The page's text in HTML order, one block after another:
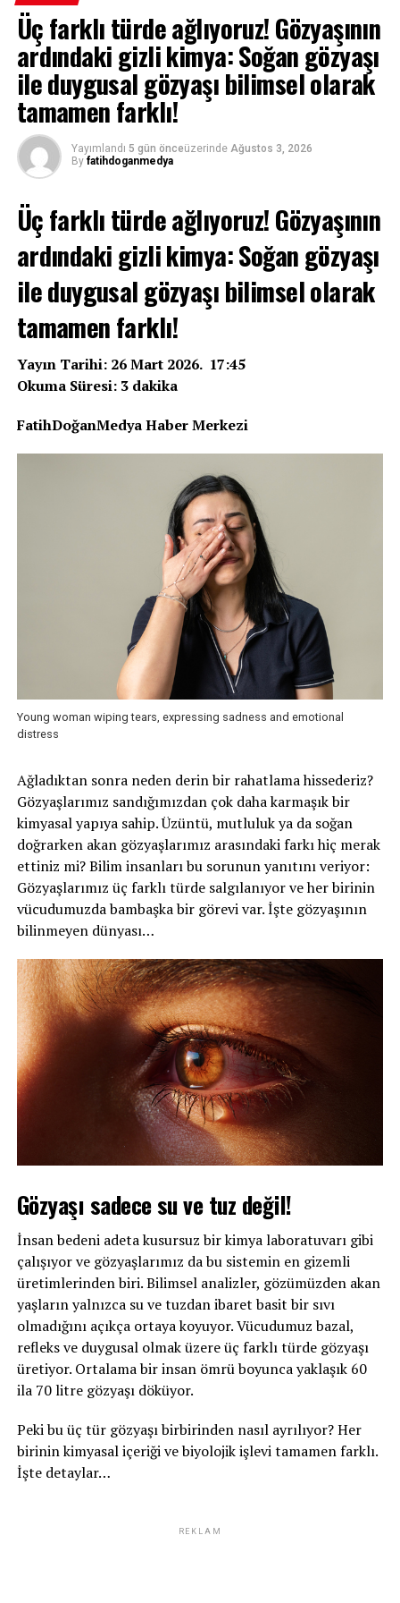
Üç farklı türde ağlıyoruz! Gözyaşının
ardındaki gizli kimya: Soğan gözyaşı
ile duygusal gözyaşı bilimsel olarak
tamamen farklı!
Yayımlandı 5 gün önceüzerinde Ağustos 3, 2026
By fatihdoganmedya
Üç farklı türde ağlıyoruz! Gözyaşının
ardındaki gizli kimya: Soğan gözyaşı
ile duygusal gözyaşı bilimsel olarak
tamamen farklı!
Yayın Tarihi: 26 Mart 2026. 17:45
Okuma Süresi: 3 dakika
FatihDoğanMedya Haber Merkezi
Young woman wiping tears, expressing sadness and emotional
distress
Ağladıktan sonra neden derin bir rahatlama hissederiz?
Gözyaşlarımız sandığımızdan çok daha karmaşık bir
kimyasal yapıya sahip. Üzüntü, mutluluk ya da soğan
doğrarken akan gözyaşlarımız arasındaki farkı hiç merak
ettiniz mi? Bilim insanları bu sorunun yanıtını veriyor:
Gözyaşlarımız üç farklı türde salgılanıyor ve her birinin
vücudumuzda bambaşka bir görevi var. İşte gözyaşının
bilinmeyen dünyası…
Gözyaşı sadece su ve tuz değil!
İnsan bedeni adeta kusursuz bir kimya laboratuvarı gibi
çalışıyor ve gözyaşlarımız da bu sistemin en gizemli
üretimlerinden biri. Bilimsel analizler, gözümüzden akan
yaşların yalnızca su ve tuzdan ibaret basit bir sıvı
olmadığını açıkça ortaya koyuyor. Vücudumuz bazal,
refleks ve duygusal olmak üzere üç farklı türde gözyaşı
üretiyor. Ortalama bir insan ömrü boyunca yaklaşık 60
ila 70 litre gözyaşı döküyor.
Peki bu üç tür gözyaşı birbirinden nasıl ayrılıyor? Her
birinin kimyasal içeriği ve biyolojik işlevi tamamen farklı.
İşte detaylar…
REKLAM